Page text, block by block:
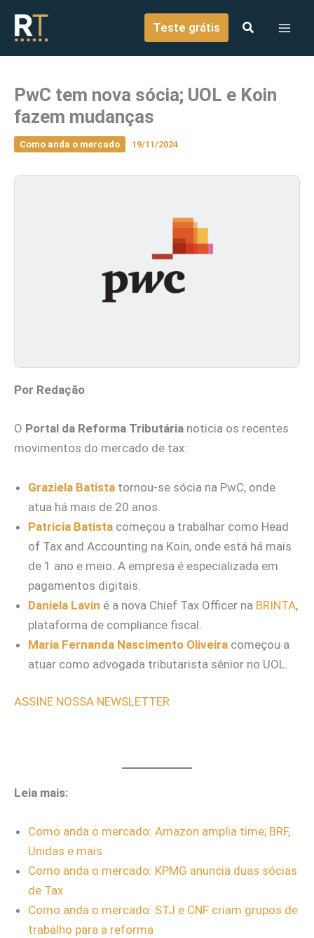
conteúdo
Teste grátis
PwC tem nova sócia; UOL e Koin
fazem mudanças
Como anda o mercado 19/11/2024
Por Redação
O Portal da Reforma Tributária noticia os recentes
movimentos do mercado de tax:
Graziela Batista tornou-se sócia na PwC, onde
atua há mais de 20 anos.
Patricia Batista começou a trabalhar como Head
of Tax and Accounting na Koin, onde está há mais
de 1 ano e meio. A empresa é especializada em
pagamentos digitais.
Daniela Lavin é a nova Chief Tax Officer na BRINTA,
plataforma de compliance fiscal.
Maria Fernanda Nascimento Oliveira começou a
atuar como advogada tributarista sênior no UOL.
ASSINE NOSSA NEWSLETTER
Leia mais:
Como anda o mercado: Amazon amplia time; BRF,
Unidas e mais
Como anda o mercado: KPMG anuncia duas sócias
de Tax
Como anda o mercado: STJ e CNF criam grupos de
trabalho para a reforma